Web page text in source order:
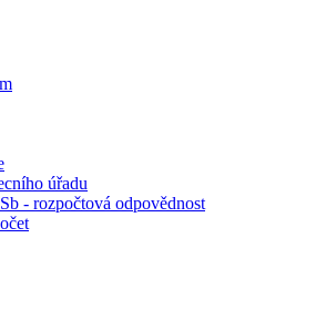
úřadu
- rozpočtová odpovědnost